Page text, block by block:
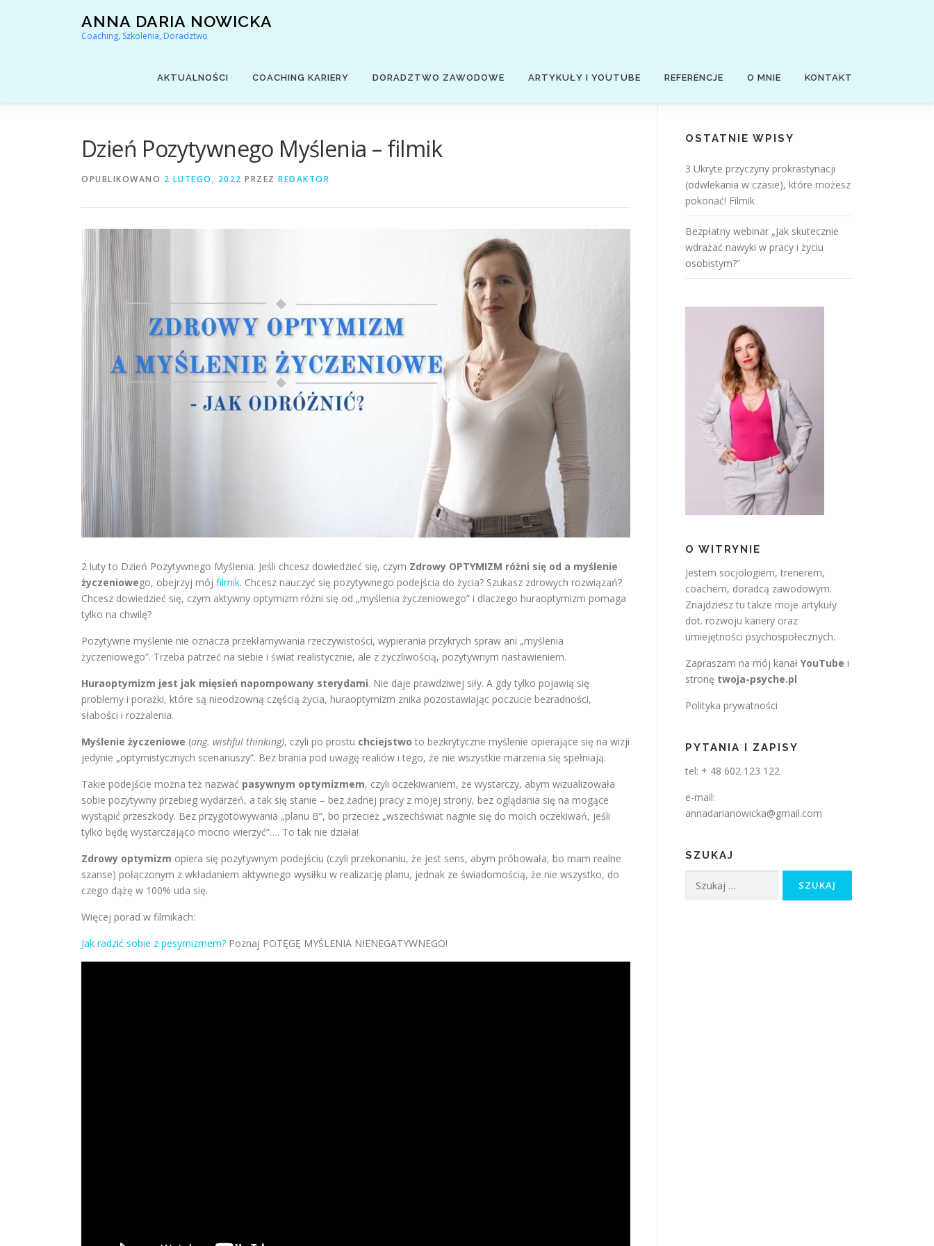
ANNA DARIA NOWICKA
Coaching, Szkolenia, Doradztwo
AKTUALNOŚCI COACHING KARIERY DORADZTWO ZAWODOWE ARTYKUŁY I YOUTUBE REFERENCJE O MNIE KONTAKT
Dzień Pozytywnego Myślenia – filmik
OPUBLIKOWANO 2 LUTEGO, 2022 PRZEZ REDAKTOR
2 luty to Dzień Pozytywnego Myślenia. Jeśli chcesz dowiedzieć się, czym Zdrowy OPTYMIZM różni się od a myślenie
życzeniowego, obejrzyj mój filmik. Chcesz nauczyć się pozytywnego podejścia do życia? Szukasz zdrowych rozwiązań?
Chcesz dowiedzieć się, czym aktywny optymizm różni się od „myślenia życzeniowego” i dlaczego huraoptymizm pomaga
tylko na chwilę?
Pozytywne myślenie nie oznacza przekłamywania rzeczywistości, wypierania przykrych spraw ani „myślenia
życzeniowego”. Trzeba patrzeć na siebie i świat realistycznie, ale z życzliwością, pozytywnym nastawieniem.
Huraoptymizm jest jak mięsień napompowany sterydami. Nie daje prawdziwej siły. A gdy tylko pojawią się
problemy i porażki, które są nieodzowną częścią życia, huraoptymizm znika pozostawiając poczucie bezradności,
słabości i rozżalenia.
Myślenie życzeniowe (ang. wishful thinking), czyli po prostu chciejstwo to bezkrytyczne myślenie opierające się na wizji
jedynie „optymistycznych scenariuszy”. Bez brania pod uwagę realiów i tego, że nie wszystkie marzenia się spełniają.
Takie podejście można też nazwać pasywnym optymizmem, czyli oczekiwaniem, że wystarczy, abym wizualizowała
sobie pozytywny przebieg wydarzeń, a tak się stanie – bez żadnej pracy z mojej strony, bez oglądania się na mogące
wystąpić przeszkody. Bez przygotowywania „planu B”, bo przecież „wszechświat nagnie się do moich oczekiwań, jeśli
tylko będę wystarczająco mocno wierzyć”…. To tak nie działa!
Zdrowy optymizm opiera się pozytywnym podejściu (czyli przekonaniu, że jest sens, abym próbowała, bo mam realne
szanse) połączonym z wkładaniem aktywnego wysiłku w realizację planu, jednak ze świadomością, że nie wszystko, do
czego dążę w 100% uda się.
Więcej porad w filmikach:
Jak radzić sobie z pesymizmem? Poznaj POTĘGĘ MYŚLENIA NIENEGATYWNEGO!
OSTATNIE WPISY
3 Ukryte przyczyny prokrastynacji
(odwlekania w czasie), które możesz
pokonać! Filmik
Bezpłatny webinar „Jak skutecznie
wdrażać nawyki w pracy i życiu
osobistym?”
O WITRYNIE
Jestem socjologiem, trenerem,
coachem, doradcą zawodowym.
Znajdziesz tu także moje artykuły
dot. rozwoju kariery oraz
umiejętności psychospołecznych.
Zapraszam na mój kanał YouTube i
stronę twoja-psyche.pl
Polityka prywatności
PYTANIA I ZAPISY
tel: + 48 602 123 122
e-mail:
annadarianowicka@gmail.com
SZUKAJ